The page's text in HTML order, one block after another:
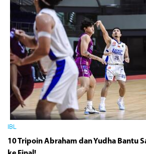
IBL
10 Tripoin Abraham dan Yudha Bantu